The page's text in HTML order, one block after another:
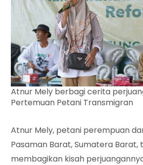
Atnur Mely berbagi cerita
Pertemuan Petani Transmigran
Atnur Mely, petani perempuan
Pasaman Barat, Sumatera Barat,
membagikan kisah